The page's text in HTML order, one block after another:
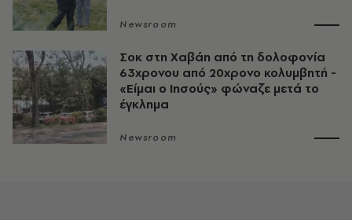
Newsroom
Σοκ στη Χαβάη από τη δολοφονία
63χρονου από 20χρονο κολυμβητή -
«Είμαι ο Ιησούς» φώναζε μετά το
έγκλημα
Newsroom